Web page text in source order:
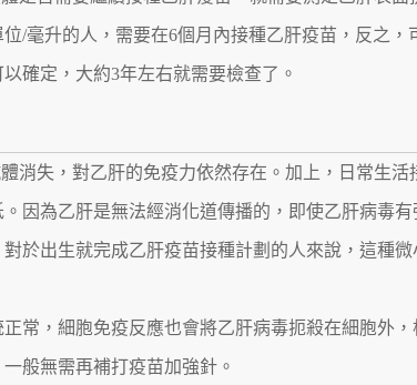
/毫升的人，需要在6個月內接種乙肝疫苗，反之，
以確定，大約3年左右就需要檢查了。
消失，對乙肝的免疫力依然存在。加上，日常生活
因為乙肝是無法經消化道傳播的，即使乙肝病毒有
於出生就完成乙肝疫苗接種計劃的人來說，這種
常，細胞免疫反應也會將乙肝病毒扼殺在細胞外
般無需再補打疫苗加強針。